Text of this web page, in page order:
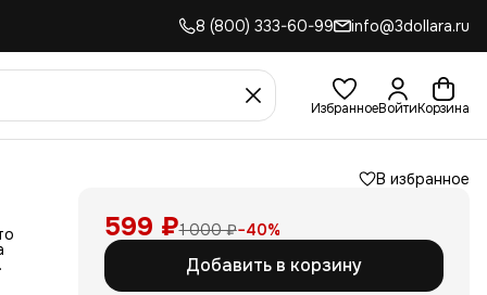
8 (800) 333-60-99 info@3dollara.ru
ИзбранноеВойтиКорзина
В избранное
599 ₽1 000 ₽−40%
Добавить в корзину